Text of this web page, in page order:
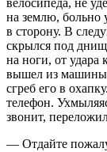
на землю, больно
в сторону. В
скрылся под
на ноги, от удара
вышел из
сгреб его в
телефон.
звонит,
— Отдайте